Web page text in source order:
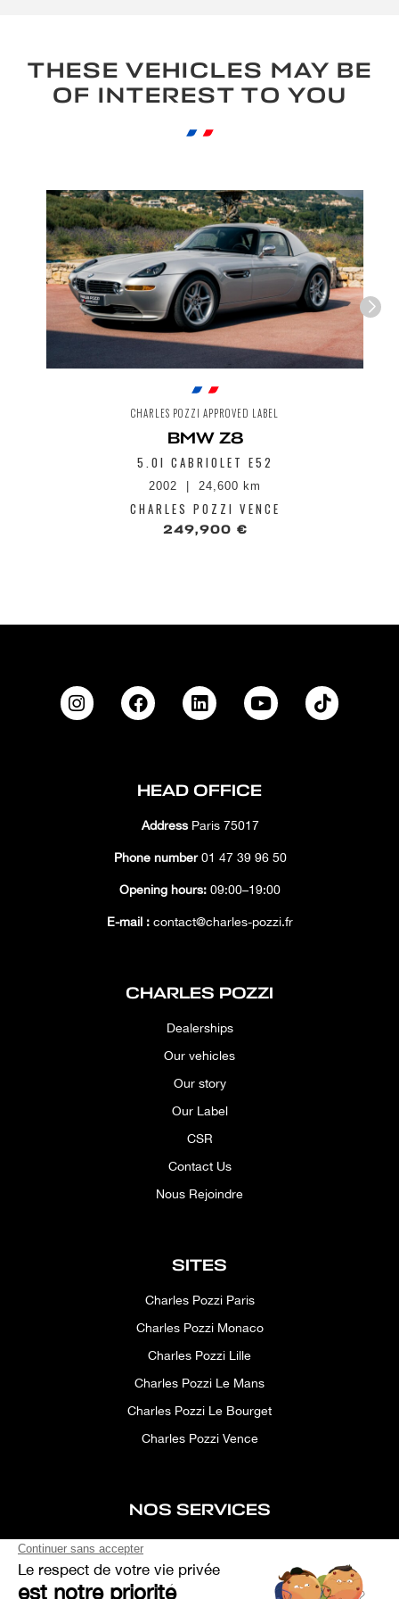
THESE VEHICLES MAY BE
OF INTEREST TO YOU
CHARLES POZZI APPROVED LABEL
BMW Z8
5.0I CABRIOLET E52
2002 24,600 km
CHARLES POZZI VENCE
249,900 €
HEAD OFFICE
AddressParis 75017
Phone number01 47 39 96 50
Opening hours: 09:00–19:00
E-mail : contact@charles-pozzi.fr
CHARLES POZZI
Dealerships
Our vehicles
Our story
Our Label
CSR
Contact Us
Nous Rejoindre
SITES
Charles Pozzi Paris
Charles Pozzi Monaco
Charles Pozzi Lille
Charles Pozzi Le Mans
Charles Pozzi Le Bourget
Charles Pozzi Vence
NOS SERVICES
Concierge service